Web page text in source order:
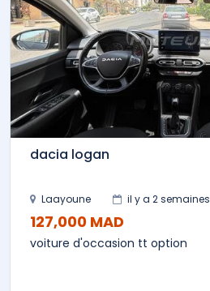
dacia logan
Laayoune il y a 2 semaines
127,000 MAD
voiture d'occasion tt option